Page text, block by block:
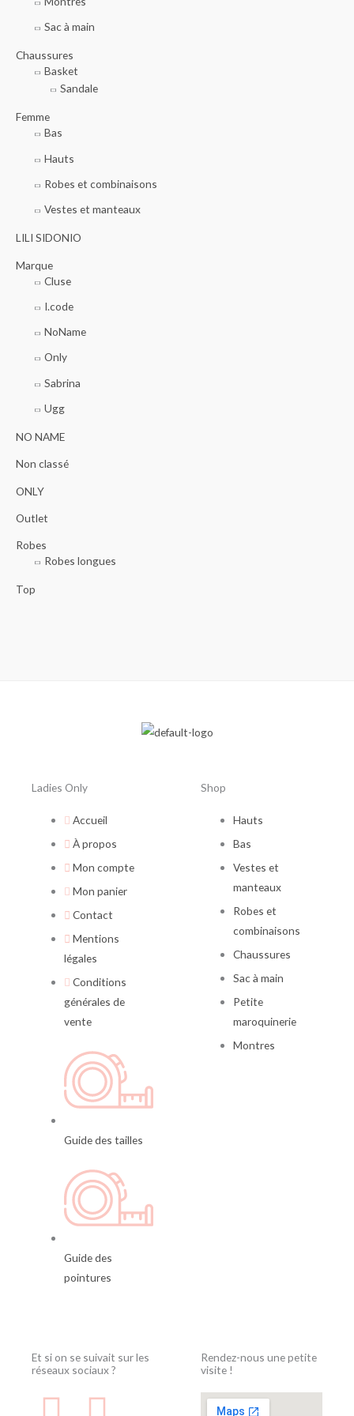
r
Sac à main
Chaussures
Basket
Sandale
Femme
Bas
Hauts
Robes et combinaisons
Vestes et manteaux
LILI SIDONIO
Marque
Cluse
I.code
NoName
Only
Sabrina
Ugg
NO NAME
Non classé
ONLY
Outlet
Robes
Robes longues
Top
Ladies Only
Accueil
À propos
Mon compte
Mon panier
Contact
Mentions
légales
Conditions
générales de
vente
Guide des tailles
Guide des
pointures
Shop
Hauts
Bas
Vestes et
manteaux
Robes et
combinaisons
Chaussures
Sac à main
Petite
maroquinerie
Montres
Et si on se suivait sur les
réseaux sociaux ?
Rendez-nous une petite
visite !